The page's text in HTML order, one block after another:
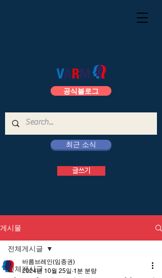
공식블로그
글쓰기
최근 소식
게시물
전체게시글
전체게시글
바름브레인(임종권)
2024년 10월 25일 1분 분량